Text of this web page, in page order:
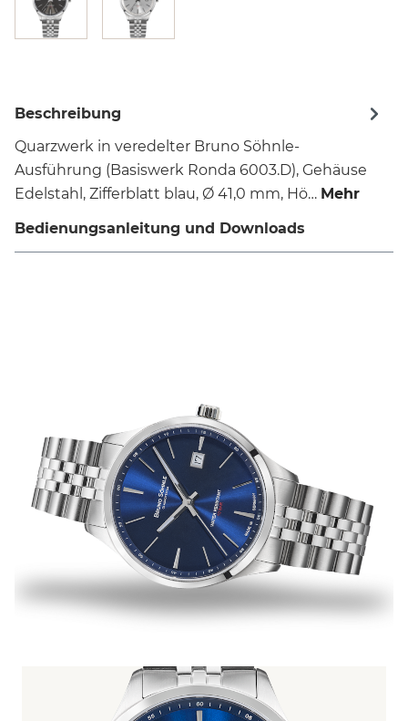
Beschreibung
Quarzwerk in veredelter Bruno Söhnle-
Ausführung (Basiswerk Ronda 6003.D), Gehäuse
Edelstahl, Zifferblatt blau, Ø 41,0 mm, Hö… Mehr
Bedienungsanleitung und Downloads